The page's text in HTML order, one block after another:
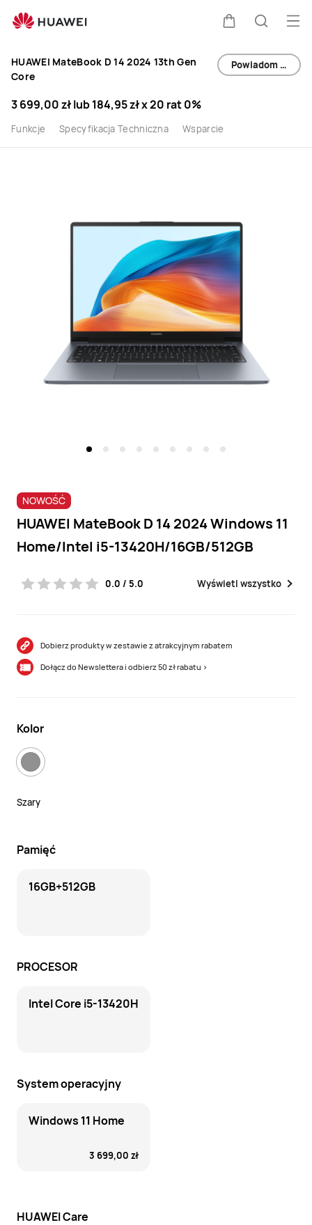
Kup
HUAWEI
MateBook
D
14
Intel®
HUAWEI
HUAWEI MateBook D 14 2024 13th Gen
Core
Funkcje Specyfikacja Techniczna Wsparcie
3 699,00 złlub184,95 złx 20 rat 0%
Powiadom mnie
NOWOŚĆ
HUAWEI MateBook D 14 2024 Windows 11
Home/Intel i5-13420H/16GB/512GB
0.0 / 5.0 Wyświetl wszystko
Dobierz produkty w zestawie z atrakcyjnym rabatem
Dołącz do Newslettera i odbierz 50 zł rabatu >
Kolor
Szary
Pamięć
16GB+512GB
PROCESOR
Intel Core i5-13420H
System operacyjny
Windows 11 Home
3 699,00 zł
HUAWEI Care